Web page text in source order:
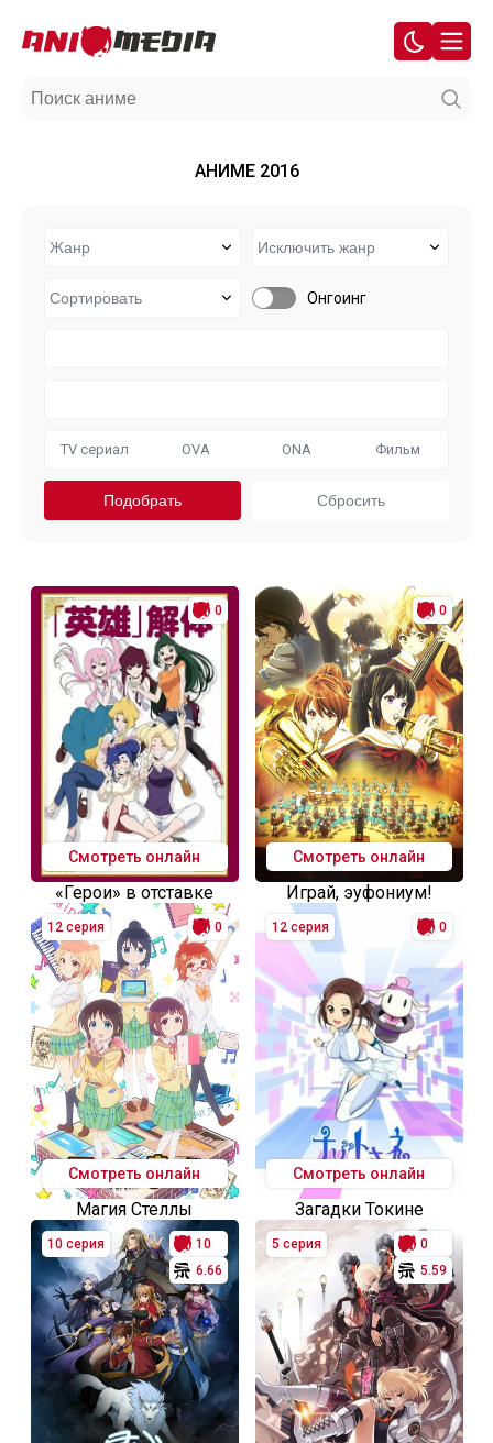
АНИМЕ 2016
Онгоинг
TV сериал OVA ONA Фильм
0
Смотреть онлайн
«Герои» в отставке
0
Смотреть онлайн
Играй, эуфониум!
12 серия 0
Смотреть онлайн
Магия Стеллы
12 серия 0
Смотреть онлайн
Загадки Токине
10 серия
10
6.66
5 серия
0
5.59